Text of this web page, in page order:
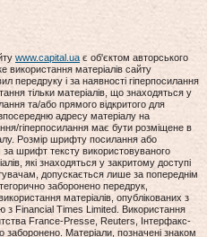
www.capital.ua є об'єктом авторського
матеріалів сайту
передруку і за наявності гіперпосилання
тільки матеріалів, що знаходяться у
та/або прямого відкритого для
адресу матеріалу на
гіперпосилання має бути розміщене в
Розмір шрифту посилання або
шрифт тексту використовуваного
які знаходяться у закритому доступі
допускається лише за попереднім
заборонено передрук,
матеріалів, опублікованих з
з Financial Times Limited. Використання
France-Presse, Reuters, Інтерфакс-
заборонено. Матеріали, позначені знаком